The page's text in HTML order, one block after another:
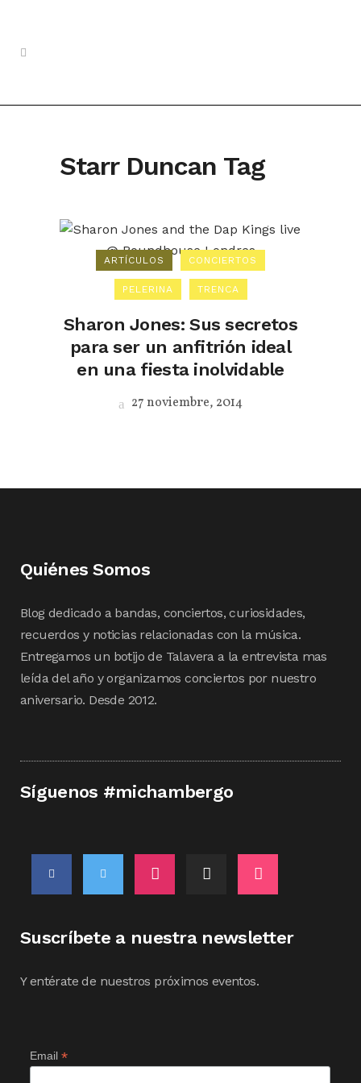
Starr Duncan Tag
ARTÍCULOS CONCIERTOS
PELERINA TRENCA
Sharon Jones: Sus secretos
para ser un anfitrión ideal
en una fiesta inolvidable
27 noviembre, 2014
Quiénes Somos
Blog dedicado a bandas, conciertos, curiosidades,
recuerdos y noticias relacionadas con la música.
Entregamos un botijo de Talavera a la entrevista mas
leída del año y organizamos conciertos por nuestro
aniversario. Desde 2012.
Síguenos #michambergo
Suscríbete a nuestra newsletter
Y entérate de nuestros próximos eventos.
Email *